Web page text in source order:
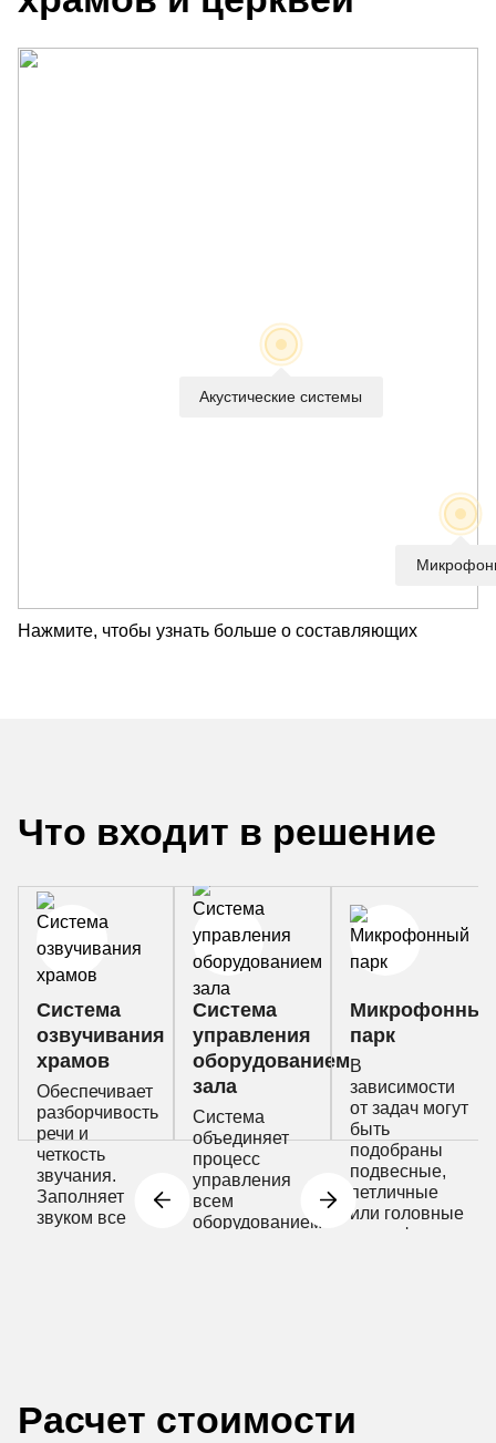
Акустические системы
Нажмите, чтобы узнать больше о составляющих
Что входит в решение
Система
озвучивания
храмов
Обеспечивает
разборчивость
речи и
четкость
звучания.
Заполняет
звуком все
Система
управления
оборудованием
зала
Система
объединяет
процесс
управления
всем
оборудованием
Микрофонный
парк
В
зависимости
от задач могут
быть
подобраны
подвесные,
петличные
или головные
микрофоны
Расчет стоимости